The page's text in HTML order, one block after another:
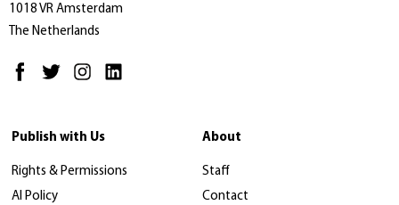
1018 VR Amsterdam
The Netherlands
Publish with Us
Rights & Permissions
AI Policy
About
Staff
Contact